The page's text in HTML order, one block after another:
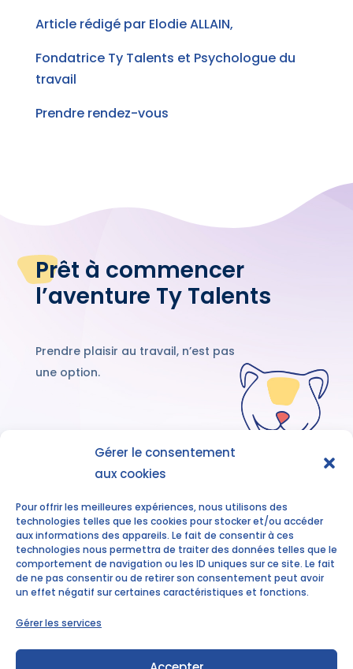
Gérer le consentement
aux cookies
Pour offrir les meilleures expériences, nous utilisons des
technologies telles que les cookies pour stocker et/ou accéder
aux informations des appareils. Le fait de consentir à ces
technologies nous permettra de traiter des données telles que le
comportement de navigation ou les ID uniques sur ce site. Le fait
de ne pas consentir ou de retirer son consentement peut avoir
un effet négatif sur certaines caractéristiques et fonctions.
Gérer les services
Article rédigé par Elodie ALLAIN,
Fondatrice Ty Talents et Psychologue du
travail
Prendre rendez-vous
Prêt à commencer
l’aventure Ty Talents
Prendre plaisir au travail, n’est pas
une option.
Découvrez nos
accompagnements
elodie.allain@tytalents.fr